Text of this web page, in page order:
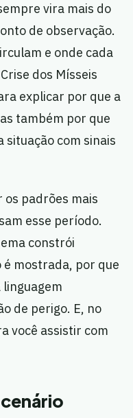
vira mais do
de observação.
e onde cada
dos Mísseis
explicar por que a
também por que
com sinais
padrões mais
esse período.
constrói
mostrada, por que
linguagem
de perigo. E, no
você assistir com